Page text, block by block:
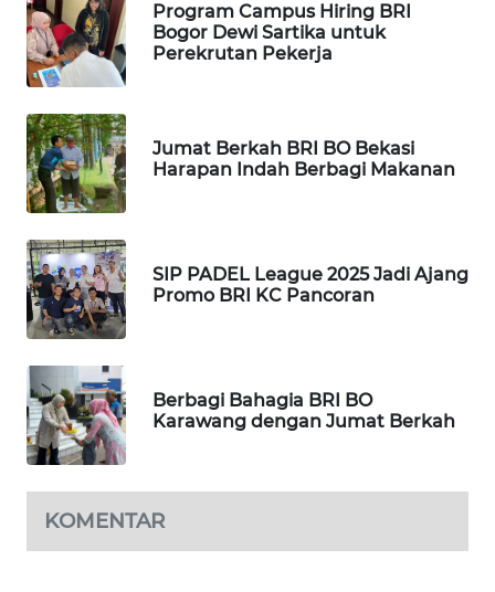
Program Campus Hiring BRI
Bogor Dewi Sartika untuk
Perekrutan Pekerja
Jumat Berkah BRI BO Bekasi
Harapan Indah Berbagi Makanan
SIP PADEL League 2025 Jadi Ajang
Promo BRI KC Pancoran
Berbagi Bahagia BRI BO
Karawang dengan Jumat Berkah
KOMENTAR
WN
PAKPAK
KARAWANG
WN
BEKASI
WN
BOGOR
WN
DEPOK
WN
TAPANULI
UTARA
WN
SAMOSIR